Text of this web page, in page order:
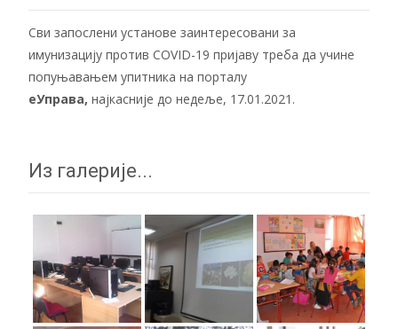
Сви запослени установе заинтересовани за
имунизацију против COVID-19 пријаву треба да учине
попуњавањем упитника на порталу
еУправа, најкасније до недеље, 17.01.2021.
Из галерије...